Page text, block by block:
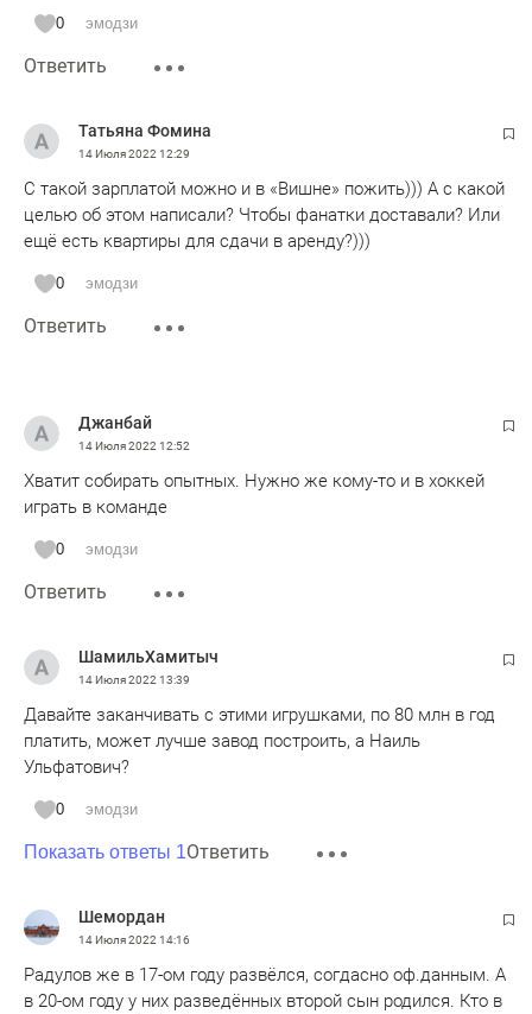
0 эмодзи
Ответить
Татьяна Фомина
14 Июля 202212:29
С такой зарплатой можно и в «Вишне» пожить))) А с какой
целью об этом написали? Чтобы фанатки доставали? Или
ещё есть квартиры для сдачи в аренду?)))
0 эмодзи
Ответить
Джанбай
14 Июля 202212:52
Хватит собирать опытных. Нужно же кому-то и в хоккей
играть в команде
0 эмодзи
Ответить
ШамильХамитыч
14 Июля 202213:39
Давайте заканчивать с этими игрушками, по 80 млн в год
платить, может лучше завод построить, а Наиль
Ульфатович?
0 эмодзи
Показать ответы 1Ответить
Шемордан
14 Июля 202214:16
Радулов же в 17-ом году развёлся, согдасно оф.данным. А
в 20-ом году у них разведённых второй сын родился. Кто в